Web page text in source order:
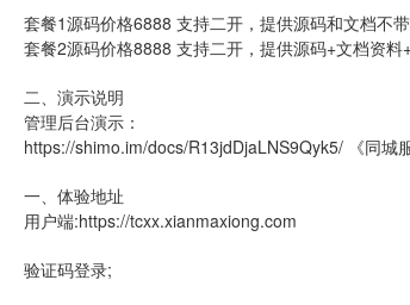
套餐1源码价格6888 支持二开，提供源码和文档不
套餐2源码价格8888 支持二开，提供源码+文档资
二、演示说明
管理后台演示：
https://shimo.im/docs/R13jdDjaLNS9Qyk5/ 《同城
一、体验地址
用户端:https://tcxx.xianmaxiong.com
验证码登录;